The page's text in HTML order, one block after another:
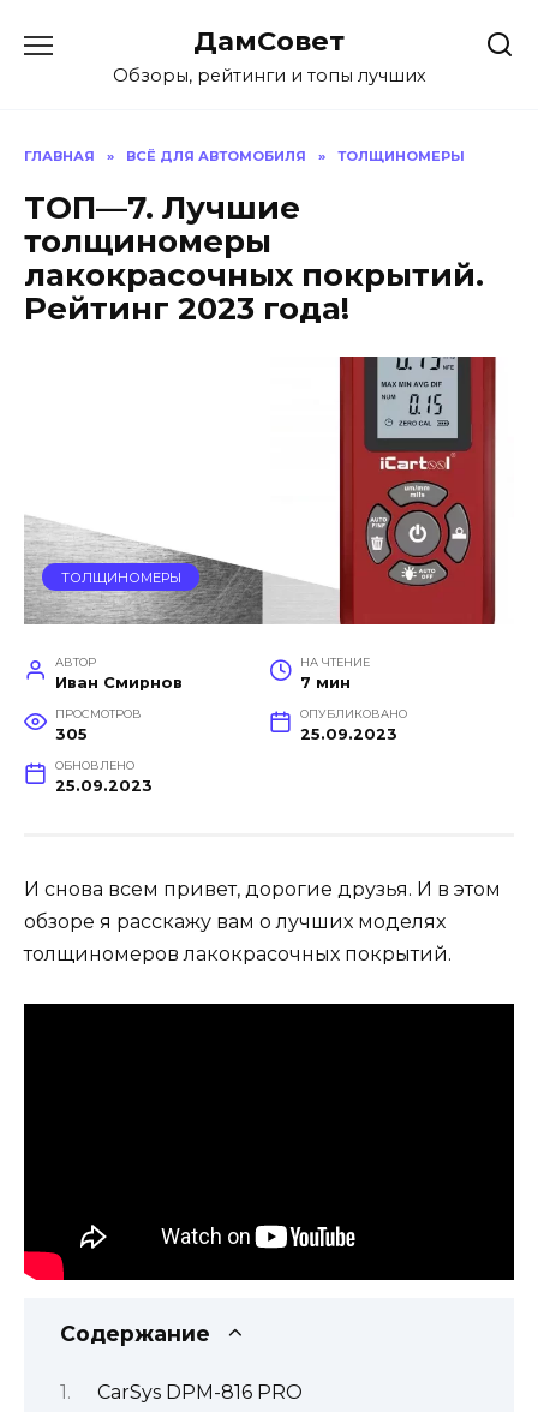
содержанию
ДамСовет
Обзоры, рейтинги и топы лучших
ГЛАВНАЯ » ВСЁ ДЛЯ АВТОМОБИЛЯ » ТОЛЩИНОМЕРЫ
ТОП—7. Лучшие
толщиномеры
лакокрасочных покрытий.
Рейтинг 2023 года!
ТОЛЩИНОМЕРЫ
АВТОР
Иван Смирнов
НА ЧТЕНИЕ
7 мин
ПРОСМОТРОВ
305
ОПУБЛИКОВАНО
25.09.2023
ОБНОВЛЕНО
25.09.2023
И снова всем привет, дорогие друзья. И в этом
обзоре я расскажу вам о лучших моделях
толщиномеров лакокрасочных покрытий.
Содержание
CarSys DPM-816 PRO